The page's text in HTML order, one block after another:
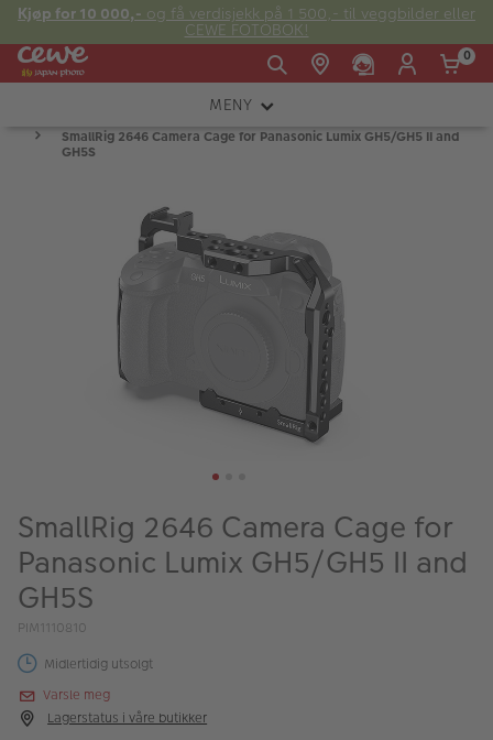
Kjøp for 10 000,- og få verdisjekk på 1 500,- til veggbilder eller
CEWE FOTOBOK!
Man -
09:00 -
Søndag: 14:00 -
E-post:
kundeservice@japanphoto.no
0
MENY
KAMERA
LYS OG STUDIO
INSTANTFOTO
Kampanjer
Merker
Bildeprodukter
SmallRig 2646 Camera Cage for Panasonic Lumix GH5/GH5 II and
GH5S
SmallRig 2646 Camera Cage for
Panasonic Lumix GH5/GH5 II and
GH5S
PIM1110810
Midlertidig utsolgt
Varsle meg
Lagerstatus i våre butikker